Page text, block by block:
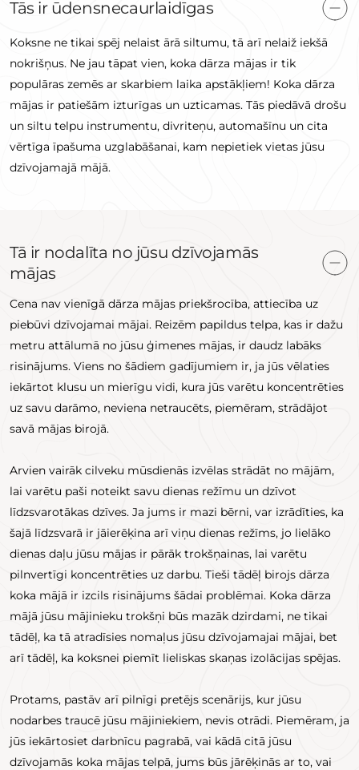
Tās ir ūdensnecaurlaidīgas
Koksne ne tikai spēj nelaist ārā siltumu, tā arī nelaiž iekšā
nokrišņus. Ne jau tāpat vien, koka dārza mājas ir tik
populāras zemēs ar skarbiem laika apstākļiem! Koka dārza
mājas ir patiešām izturīgas un uzticamas. Tās piedāvā drošu
un siltu telpu instrumentu, divriteņu, automašīnu un cita
vērtīga īpašuma uzglabāšanai, kam nepietiek vietas jūsu
dzīvojamajā mājā.
Tā ir nodalīta no jūsu dzīvojamās
mājas
Cena nav vienīgā dārza mājas priekšrocība, attiecība uz
piebūvi dzīvojamai mājai. Reizēm papildus telpa, kas ir dažu
metru attālumā no jūsu ģimenes mājas, ir daudz labāks
risinājums. Viens no šādiem gadījumiem ir, ja jūs vēlaties
iekārtot klusu un mierīgu vidi, kura jūs varētu koncentrēties
uz savu darāmo, neviena netraucēts, piemēram, strādājot
savā mājas birojā.
Arvien vairāk cilveku mūsdienās izvēlas strādāt no mājām,
lai varētu paši noteikt savu dienas režīmu un dzīvot
līdzsvarotākas dzīves. Ja jums ir mazi bērni, var izrādīties, ka
šajā līdzsvarā ir jāierēķina arī viņu dienas režīms, jo lielāko
dienas daļu jūsu mājas ir pārāk trokšņainas, lai varētu
pilnvertīgi koncentrēties uz darbu. Tieši tādēļ birojs dārza
koka mājā ir izcils risinājums šādai problēmai. Koka dārza
mājā jūsu mājinieku trokšņi būs mazāk dzirdami, ne tikai
tādēļ, ka tā atradīsies nomaļus jūsu dzīvojamajai mājai, bet
arī tādēļ, ka koksnei piemīt lieliskas skaņas izolācijas spējas.
Protams, pastāv arī pilnīgi pretējs scenārijs, kur jūsu
nodarbes traucē jūsu mājiniekiem, nevis otrādi. Piemēram, ja
jūs iekārtosiet darbnīcu pagrabā, vai kādā citā jūsu
dzīvojamās koka mājas telpā, jums būs jārēķinās ar to, vai